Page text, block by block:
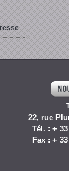
22, rue
Tél. : + 33
Fax : +